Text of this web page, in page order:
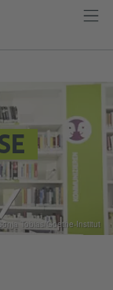
Tobias/Goethe-Institut